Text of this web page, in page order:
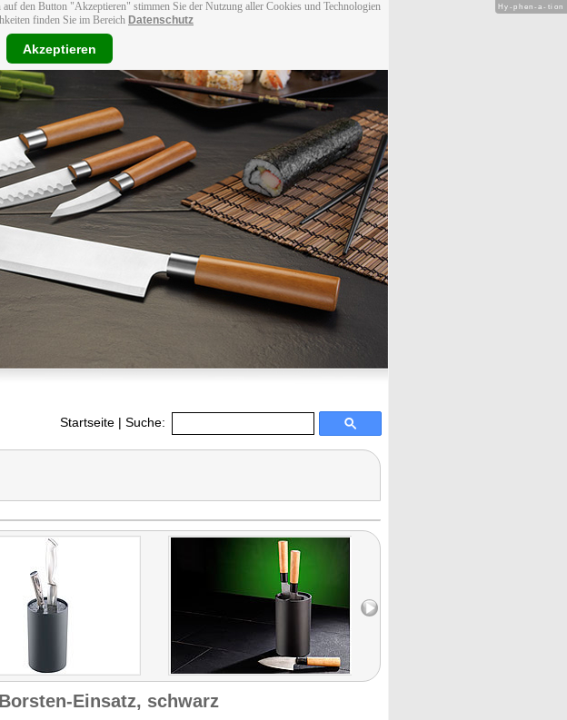
den Button "Akzeptieren" stimmen Sie der Nutzung aller Cookies und Technologien
finden Sie im Bereich Datenschutz
Akzeptieren
Startseite | Suche:
Einsatz, schwarz
Hy-phen-a-tion